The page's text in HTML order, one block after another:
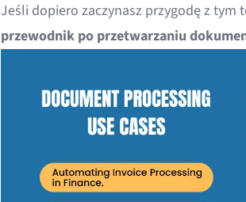
Jeśli dopiero zaczynasz przygodę z
przewodnik po przetwarzaniu